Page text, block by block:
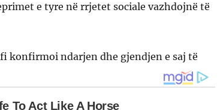
e tyre në rrjetet sociale vazhdojnë të